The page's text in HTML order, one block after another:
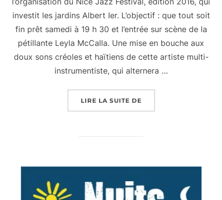
investit les jardins Albert Ier. L’objectif : que tout soit
fin prêt samedi à 19 h 30 et l’entrée sur scène de la
pétillante Leyla McCalla. Une mise en bouche aux
doux sons créoles et haïtiens de cette artiste multi-
instrumentiste, qui alternera …
LIRE LA SUITE DE« DÉBUT DU NICE